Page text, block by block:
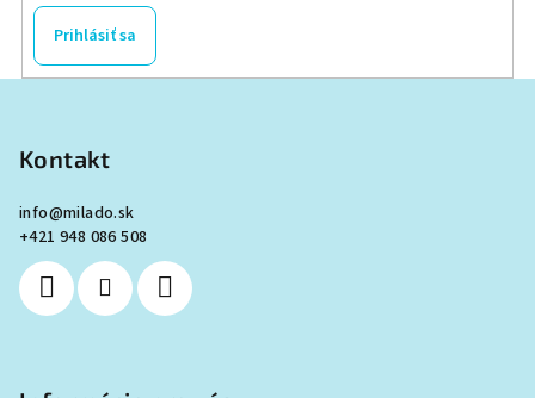
Prihlásiť sa
Kontakt
info@milado.sk
+421 948 086 508